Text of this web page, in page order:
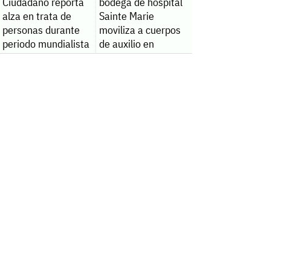
alza en trata de
personas durante
periodo mundialista
Sainte Marie
moviliza a cuerpos
de auxilio en
Monclova